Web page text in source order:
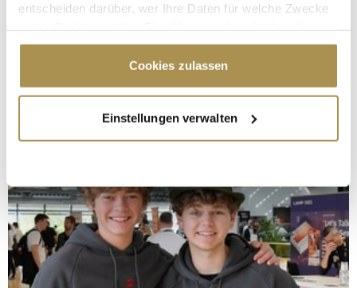
entscheiden darüber, wer Ihre Daten für welche Zwecke
Cookie-Erklärung oder durch Klicken auf das Privacy
Trigger Symbol ändern oder widerrufen
Informationen über Ihre geografische Lage
erfassen, welche bis auf einige Meter genau sein
bestimmten Merkmalen (Fingerprinting) identifizieren
Erfahren Sie mehr darüber, wie Ihre persönlichen Daten
verarbeitet werden, und legen Sie Ihre Präferenzen im
Abschnitt Einzelheiten
fest.
Cookies zulassen
Einstellungen verwalten